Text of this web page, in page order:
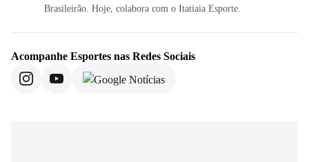
Brasileirão. Hoje, colabora com o Itatiaia Esporte.
Acompanhe Esportes nas Redes Sociais